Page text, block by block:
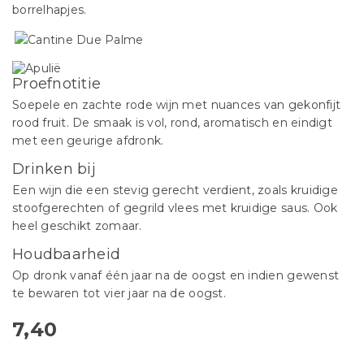
borrelhapjes.
Proefnotitie
Soepele en zachte rode wijn met nuances van gekonfijt
rood fruit. De smaak is vol, rond, aromatisch en eindigt
met een geurige afdronk.
Drinken bij
Een wijn die een stevig gerecht verdient, zoals kruidige
stoofgerechten of gegrild vlees met kruidige saus. Ook
heel geschikt zomaar.
Houdbaarheid
Op dronk vanaf één jaar na de oogst en indien gewenst
te bewaren tot vier jaar na de oogst.
7,40